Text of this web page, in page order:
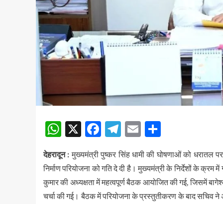
WhatsApp
X Facebook
Telegram
Email
देहरादून : मुख्यमंत्री पुष्कर सिंह धामी की घोषणाओं को धरातल पर
निर्माण परियोजना को गति दे दी है। मुख्यमंत्री के निर्देशों के
कुमार की अध्यक्षता में महत्वपूर्ण बैठक आयोजित की गई, जिसमें
चर्चा की गई। बैठक में परियोजना के प्रस्तुतीकरण के बाद सचिव ने